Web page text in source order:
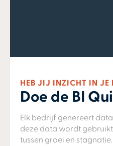
HEB JIJ INZICHT IN JE
Doe de BI
Elk bedrijf genereert
deze data wordt
tussen groei en stagnatie.